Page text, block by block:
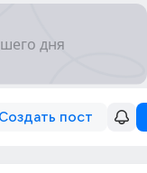
Создать пост